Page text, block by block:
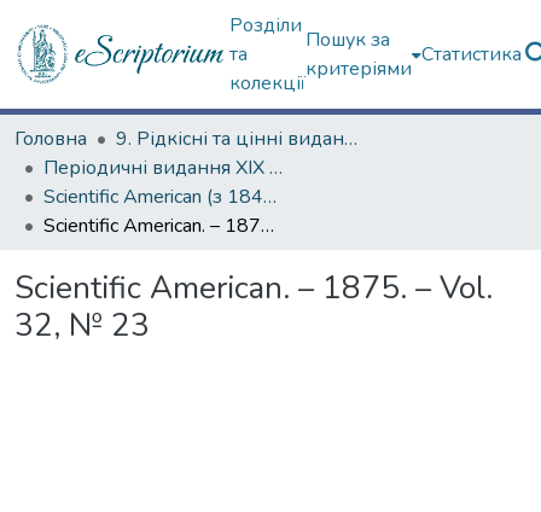
Розділи
та
колекції
Пошук за
критеріями
Статистика
Головна
9. Рідкісні та цінні видання
Періодичні видання ХІХ ст.
Scientific American (з 1845 р.)
Scientific American. – 1875. – Vol. 32, № 23
Scientific American. – 1875. – Vol.
32, № 23